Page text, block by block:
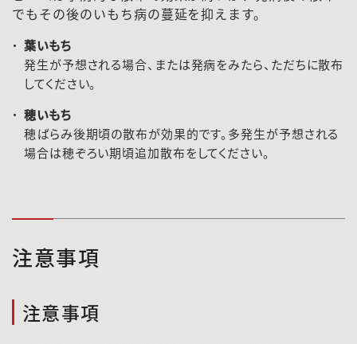
でもその後のいもち病の蔓延を抑えます。
葉いもち
発生が予想される場合、または発病をみたら、ただちに散布
してください。
穂いもち
穂ばらみ後期頃の散布が効果的です。多発生が予想される
場合は穂ぞろい期頃追加散布をしてください。
注意事項
注意事項